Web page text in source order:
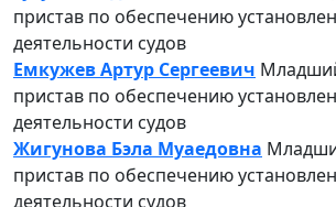
пристав по обеспечению
деятельности судов
Емкужев Артур Сергеевич
пристав по обеспечению
деятельности судов
Жигунова Бэла Муаедовна
пристав по обеспечению
деятельности судов